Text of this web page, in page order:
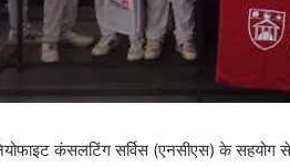
कंसलटिंग सर्विस (एनसीएस) के